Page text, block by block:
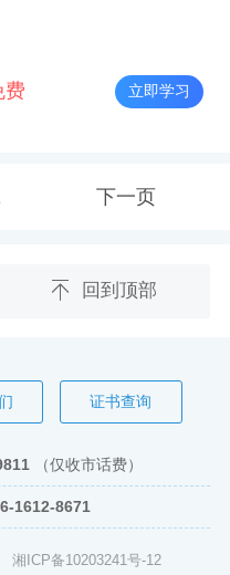
费 立即学习
下一页
回到顶部
证书查询
（仅收市话费）
1612-8671
湘ICP备10203241号-12